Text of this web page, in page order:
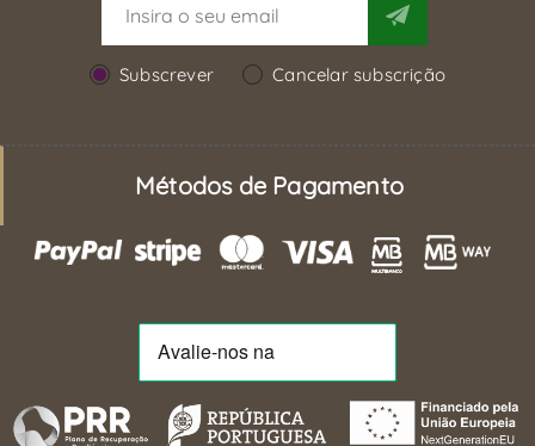
Subscrever Cancelar subscrição
Métodos de Pagamento